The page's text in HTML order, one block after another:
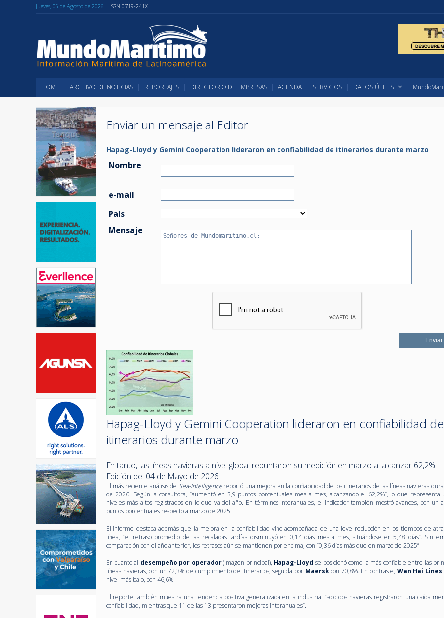
Jueves, 06 de Agosto de 2026 | ISSN 0719-241X
HOME ARCHIVO DE NOTICIAS REPORTAJES DIRECTORIO DE EMPRESAS AGENDA SERVICIOS DATOS ÚTILES
Enviar un mensaje al Editor
Hapag-Lloyd y Gemini Cooperation lideraron en confiabilidad de itinerarios durante marzo
Nombre
e-mail
País
Mensaje
Hapag-Lloyd y Gemini Cooperation lideraron en confiabilidad de
itinerarios durante marzo
En tanto, las líneas navieras a nivel global repuntaron su medición en marzo al alcanzar 62,2%
Edición del 04 de Mayo de 2026
El más reciente análisis de Sea-Intelligencereportó una mejora en la confiabilidad de los itinerarios de las líneas navieras
de 2026. Según la consultora, “aumentó en 3,9 puntos porcentuales mes a mes, alcanzando el 62,2%”, lo que representa
niveles más altos registrados en lo que va del año. En términos interanuales, el indicador también mostró avances, con un
puntos porcentuales respecto a marzo de 2025.
El informe destaca además que la mejora en la confiabilidad vino acompañada de una leve reducción en los tiempos de
línea, “el retraso promedio de las recaladas tardías disminuyó en 0,14 días mes a mes, situándose en 5,48 días”. Sin
comparación con el año anterior, los retrasos aún se mantienen por encima, con “0,36 días más que en marzo de 2025”.
En cuanto al desempeño por operador(imagen principal), Hapag-Lloyd se posicionó como la más confiable entre las
líneas navieras, con un 72,3% de cumplimiento de itinerarios, seguida por Maerskcon 70,8%. En contraste, Wan Hai Lines
nivel más bajo, con 46,6%.
El reporte también muestra una tendencia positiva generalizada en la industria: “solo dos navieras registraron una caída
confiabilidad, mientras que 11 de las 13 presentaron mejoras interanuales”.